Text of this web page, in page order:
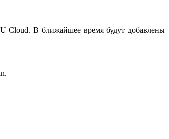
Cloud. В ближайшее время будут добавлены